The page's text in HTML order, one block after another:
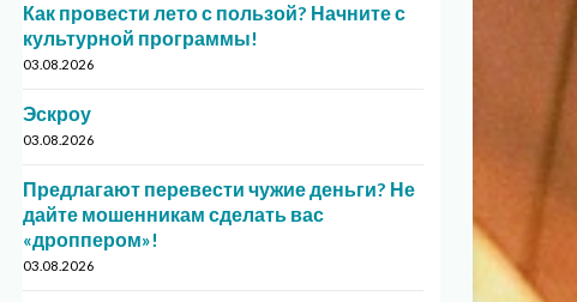
Как провести лето с пользой? Начните с
культурной программы!
03.08.2026
Эскроу
03.08.2026
Предлагают перевести чужие деньги? Не
дайте мошенникам сделать вас
«дроппером»!
03.08.2026